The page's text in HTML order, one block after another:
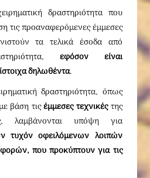
δραστηριότητα που
τις προαναφερόμενες έμμεσες
τα τελικά έσοδα από
εφόσον είναι
δηλωθέντα.
δραστηριότητα, όπως
βάση τιςέμμεσες τεχνικέςτης
λαμβάνονται υπόψη για
τυχόν οφειλόμενων λοιπών
που προκύπτουν για τις